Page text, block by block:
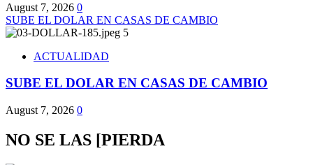
August 7, 2026 0
SUBE EL DOLAR EN CASAS DE CAMBIO
5
ACTUALIDAD
SUBE EL DOLAR EN CASAS DE CAMBIO
August 7, 2026 0
NO SE LAS [PIERDA